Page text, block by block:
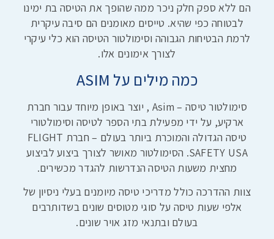
הם ללא ספק חלק ניכר ממה שהופך את הטיסה בת ימינו
לבטוחה כפי שהיא. טייסים מאומנים הם סיבה עיקרית
לרמת הבטיחות הגבוהה וסימולטור הטיסה הוא כלי עיקרי
לצורך אימונים אלו.
כמה מילים על ASIM
סימולטור טיסה – Asim , יוצר באופן מיוחד עבור חברת
ארקיע, על ידי מפעילת בתי הספר לטיסה וסימולטורי
טיסה הגדולה והמוכרת ביותר בעולם – חברת FLIGHT
SAFETY USA. הסימולטור מאושר לצורך ביצוע לביצוע
מחצית משעות הטיסה הנדרשות להגדר מכשירים.
צוות ההדרכה כולל מדריכי טיסה מיומנים בעלי ניסיון של
אלפי שעות טיסה על סוגי מטוסים שונים בשדותרבים
בעולם ובתנאי מזג אויר שונים.